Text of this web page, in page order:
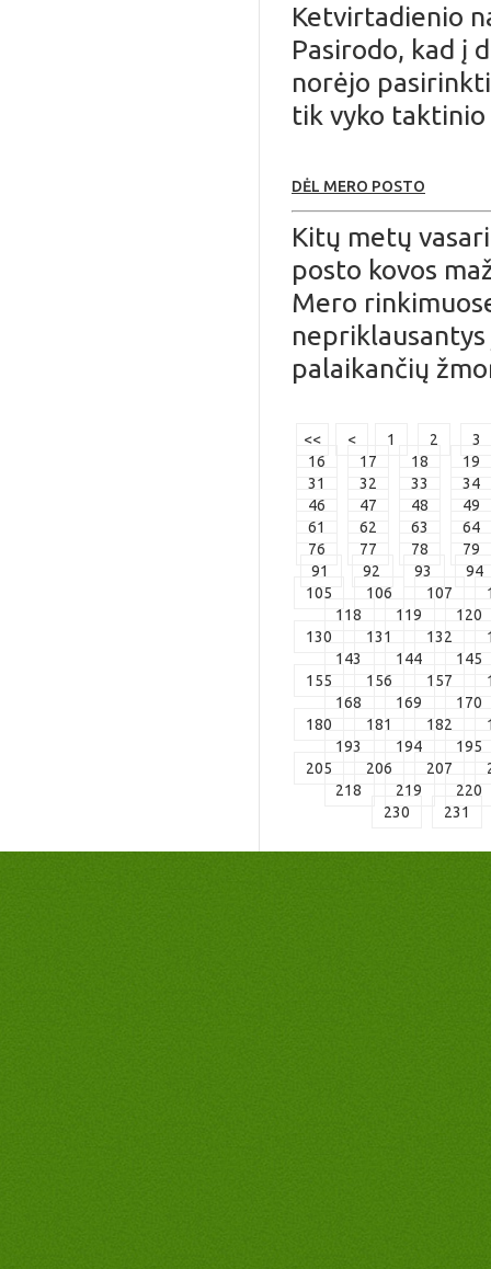
Ketvirtadienio
Pasirodo, kad į
norėjo
tik vyko taktinio
DĖL MERO POSTO
Kitų metų
posto kovos
Mero
palaikančių
<< < 1 2
3
16
17 18
19
31
32 33
34
46
47 48
49
61
62 63
64
76
77 78
79
91
92 93
94
105
106 107
118
119
120
130
131 132
143
144
145
155
156 157
168
169
170
180
181 182
193
194
195
205
206 207
218
219
220
230
231